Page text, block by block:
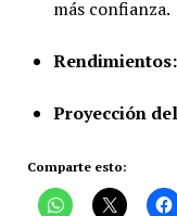
más confianza.
Rendimientos:
Proyección
Comparte esto: